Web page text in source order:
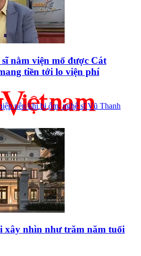
nằm viện mổ được Cát
tiền tới lo viện phí
nên khi bị ốm, nghệ sĩ Vũ Thanh
xây nhìn như trăm năm tuổi